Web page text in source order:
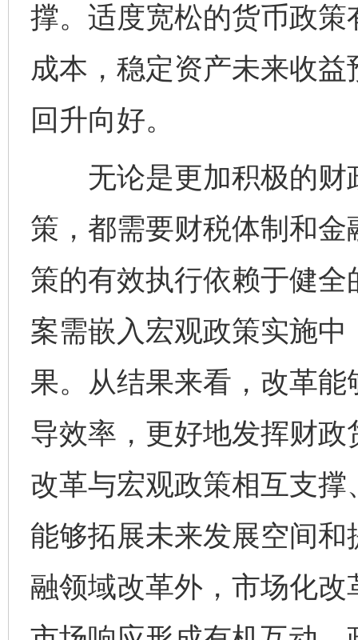
撑。适度宽松的货币政
成本，稳定资产未来收
回升向好。
无论是更加积极的财
策，都需要财税体制和
策的有效执行依赖于健
案需嵌入宏观政策实施
果。从结果来看，改革
导效率，更好地发挥财
改革与宏观政策相互支
能够拓展未来发展空间
融领域改革外，市场化